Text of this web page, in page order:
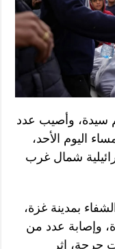
سيدة، وأصيب عدد
اليوم الأحد،
شمال غرب
بمدينة غزة،
وإصابة عدد من
حرجة، إثر